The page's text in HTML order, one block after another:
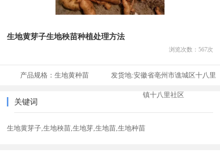
生地黄芽子生地秧苗种植处理方法
浏览次数： 567次
产品规格： 生地黄种苗 发货地:安徽省亳州市谯城区十八里
镇十八里社区
关键词
生地黄芽子,生地秧苗,生地芽,生地苗,生地种苗